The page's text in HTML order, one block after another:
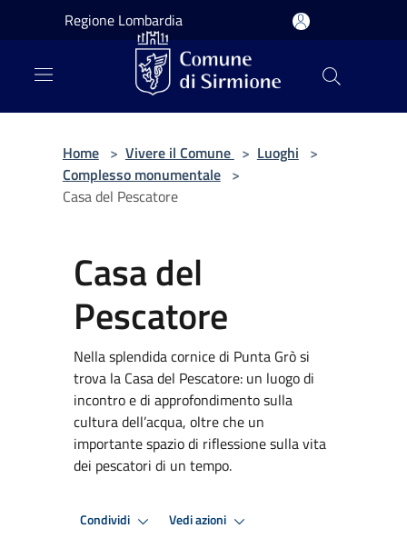
Salta al contenuto principale
Regione Lombardia
Home > Vivere il Comune > Luoghi >
Complesso monumentale >
Casa del Pescatore
Casa del
Pescatore
Nella splendida cornice di Punta Grò si
trova la Casa del Pescatore: un luogo di
incontro e di approfondimento sulla
cultura dell’acqua, oltre che un
importante spazio di riflessione sulla vita
dei pescatori di un tempo.
Condividi Vedi azioni